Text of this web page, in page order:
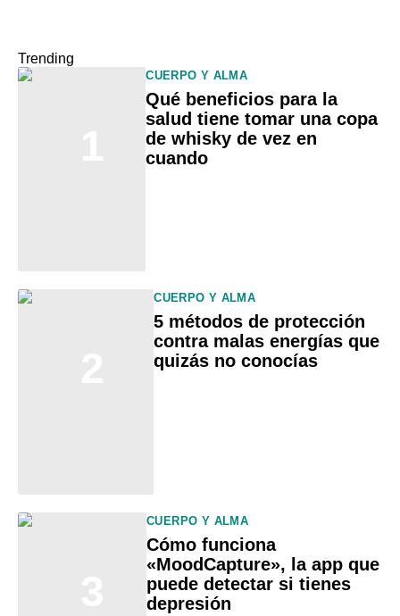
Trending
CUERPO Y ALMA
Qué beneficios para la
salud tiene tomar una copa
de whisky de vez en
cuando
CUERPO Y ALMA
5 métodos de protección
contra malas energías que
quizás no conocías
CUERPO Y ALMA
Cómo funciona
«MoodCapture», la app que
puede detectar si tienes
depresión